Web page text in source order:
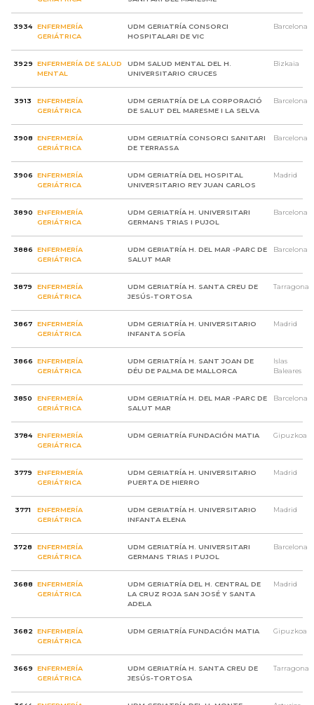
3934
ENFERMERÍA
GERIÁTRICA
UDM GERIATRÍA CONSORCI
HOSPITALARI DE VIC
Barcelona
3929
ENFERMERÍA DE SALUD
MENTAL
UDM SALUD MENTAL DEL H.
UNIVERSITARIO CRUCES
Bizkaia
3913
ENFERMERÍA
GERIÁTRICA
UDM GERIATRÍA DE LA CORPORACIÓ
DE SALUT DEL MARESME I LA SELVA
Barcelona
3908
ENFERMERÍA
GERIÁTRICA
UDM GERIATRÍA CONSORCI SANITARI
DE TERRASSA
Barcelona
3906
ENFERMERÍA
GERIÁTRICA
UDM GERIATRÍA DEL HOSPITAL
UNIVERSITARIO REY JUAN CARLOS
Madrid
3890
ENFERMERÍA
GERIÁTRICA
UDM GERIATRÍA H. UNIVERSITARI
GERMANS TRIAS I PUJOL
Barcelona
3886
ENFERMERÍA
GERIÁTRICA
UDM GERIATRÍA H. DEL MAR -PARC DE
SALUT MAR
Barcelona
3879
ENFERMERÍA
GERIÁTRICA
UDM GERIATRÍA H. SANTA CREU DE
JESÚS-TORTOSA
Tarragona
3867
ENFERMERÍA
GERIÁTRICA
UDM GERIATRÍA H. UNIVERSITARIO
INFANTA SOFÍA
Madrid
3866
ENFERMERÍA
GERIÁTRICA
UDM GERIATRÍA H. SANT JOAN DE
DÉU DE PALMA DE MALLORCA
Islas
Baleares
3850
ENFERMERÍA
GERIÁTRICA
UDM GERIATRÍA H. DEL MAR -PARC DE
SALUT MAR
Barcelona
3784
ENFERMERÍA
GERIÁTRICA
UDM GERIATRÍA FUNDACIÓN MATIA Gipuzkoa
3779
ENFERMERÍA
GERIÁTRICA
UDM GERIATRÍA H. UNIVERSITARIO
PUERTA DE HIERRO
Madrid
3771
ENFERMERÍA
GERIÁTRICA
UDM GERIATRÍA H. UNIVERSITARIO
INFANTA ELENA
Madrid
3728
ENFERMERÍA
GERIÁTRICA
UDM GERIATRÍA H. UNIVERSITARI
GERMANS TRIAS I PUJOL
Barcelona
3688
ENFERMERÍA
GERIÁTRICA
UDM GERIATRÍA DEL H. CENTRAL DE
LA CRUZ ROJA SAN JOSÉ Y SANTA
ADELA
Madrid
3682
ENFERMERÍA
GERIÁTRICA
UDM GERIATRÍA FUNDACIÓN MATIA Gipuzkoa
3669
ENFERMERÍA
GERIÁTRICA
UDM GERIATRÍA H. SANTA CREU DE
JESÚS-TORTOSA
Tarragona